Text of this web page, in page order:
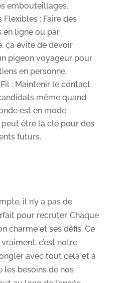
embouteillages.
Flexibles : Faire des
en ligne ou par
ça évite de devoir
pigeon voyageur pour
en personne.
: Maintenir le contact
même quand
est en mode
peut être la clé pour des
futurs.
il n’y a pas de
pour recruter. Chaque
charme et ses défis. Ce
c’est notre
avec tout cela et à
les besoins de nos